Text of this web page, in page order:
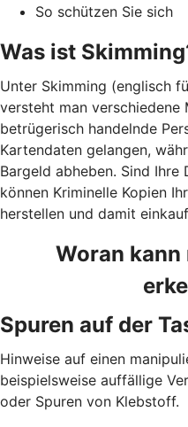
So schützen Sie sich
Was ist
Unter Skimming (englisch
versteht man verschiedene
betrügerisch handelnde
Kartendaten gelangen,
Bargeld abheben. Sind Ihre
können Kriminelle Kopien
herstellen und damit
Woran kann
Spuren auf der
Hinweise auf einen
beispielsweise auffällige
oder Spuren von Klebstoff.